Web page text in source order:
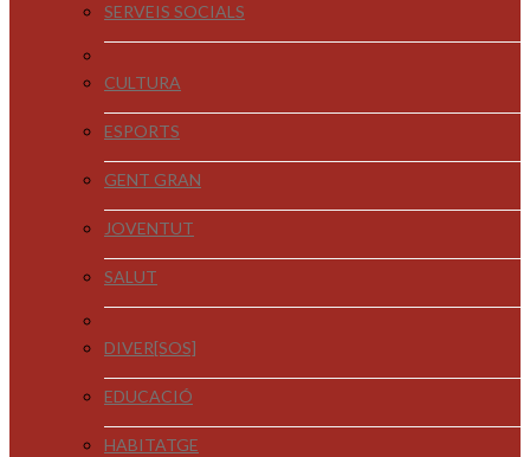
SERVEIS SOCIALS
CULTURA
ESPORTS
GENT GRAN
JOVENTUT
SALUT
DIVER[SOS]
EDUCACIÓ
HABITATGE